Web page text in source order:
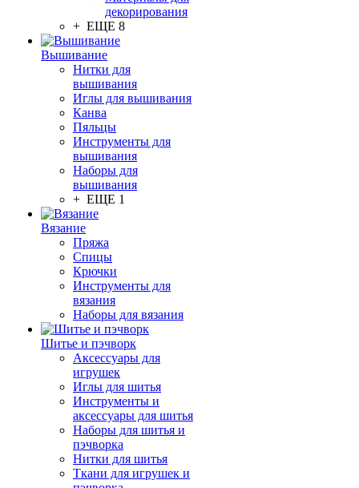
декорирования
+ ЕЩЕ 8
Вышивание
Нитки для
вышивания
Иглы для вышивания
Канва
Пяльцы
Инструменты для
вышивания
Наборы для
вышивания
+ ЕЩЕ 1
Вязание
Пряжа
Спицы
Крючки
Инструменты для
вязания
Наборы для вязания
Шитье и пэчворк
Аксессуары для
игрушек
Иглы для шитья
Инструменты и
аксессуары для шитья
Наборы для шитья и
пэчворка
Нитки для шитья
Ткани для игрушек и